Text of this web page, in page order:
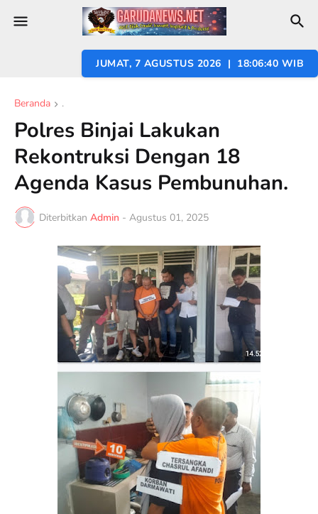
JUMAT, 7 AGUSTUS 2026 | 18:06:41 WIB
Beranda .
Polres Binjai Lakukan
Rekontruksi Dengan 18
Agenda Kasus Pembunuhan.
Diterbitkan Admin - Agustus 01, 2025